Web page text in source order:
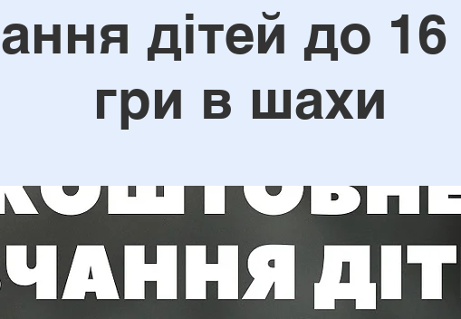
дітей до 16
гри в шахи